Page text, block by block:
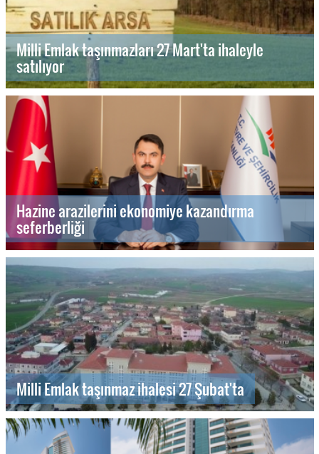
Milli Emlak taşınmazları 27 Mart'ta ihaleyle
satılıyor
Hazine arazilerini ekonomiye kazandırma
seferberliği
Milli Emlak taşınmaz ihalesi 27 Şubat'ta